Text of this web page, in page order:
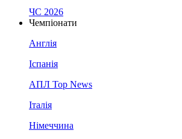
ЧС 2026
Чемпіонати
Англія
Іспанія
АПЛ Top News
Італія
Німеччина